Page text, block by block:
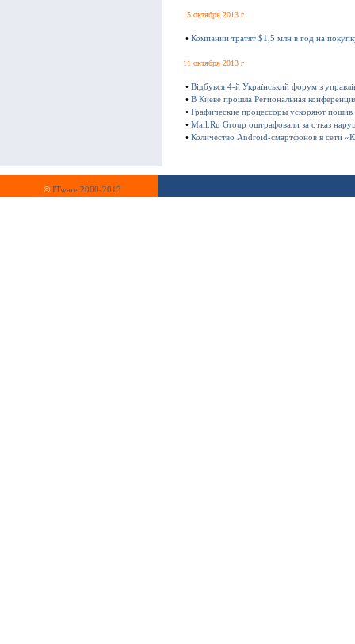
15 октября 2013 г
• Компании тратят $1,5 млн в год на
11 октября 2013 г
• Відбувся 4-й Український форум з
• В Киеве прошла Региональная
• Графические процессоры ускоряют
• Mail.Ru Group оштрафовали за отказ
• Количество Android-смартфонов в сети
© ITware 2000-2013